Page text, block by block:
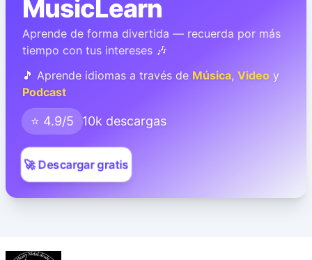
MusicLearn
Aprende de forma divertida — recuerda por más
tiempo con tus intereses 🎶
🎵 Aprende idiomas a través de Música, Video y
Podcast
⭐ 4.9/5 10k descargas
🚀 Descargar gratis